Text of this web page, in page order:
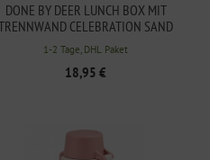
DONE BY DEER LUNCH BOX MIT
CELEBRATION SAND
1-2 Tage, DHL Paket
18,95 €